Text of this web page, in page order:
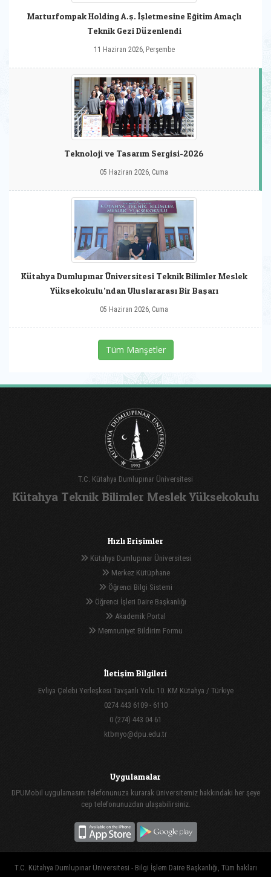
Marturfompak Holding A.ş. İşletmesine Eğitim Amaçlı
Teknik Gezi Düzenlendi
11 Haziran 2026, Perşembe
Teknoloji ve Tasarım Sergisi-2026
05 Haziran 2026, Cuma
Kütahya Dumlupınar Üniversitesi Teknik Bilimler Meslek
Yüksekokulu’ndan Uluslararası Bir Başarı
05 Haziran 2026, Cuma
Tüm Manşetler
T.C. Kütahya Dumlupınar Üniversitesi
Kütahya Teknik Bilimler Meslek Yüksekokulu
Hızlı Erişimler
Kütahya Dumlupınar Üniversitesi
Merkez Kütüphane
Öğrenci Bilgi Sistemi
Öğrenci İşleri Daire Başkanlığı
Akademik Portal
Memnuniyet Bildirim Formu
İletişim Bilgileri
Evliya Çelebi Yerleşkesi Tavşanlı Yolu 10. KM Kütahya / Türkiye
0274 443 6109 - 6110
0 (274) 443 04 61
ktbmyo@dpu.edu.tr
Uygulamalar
DPUMobil uygulamasını telefonunuza kurarak üniversitemiz hakkındaki her şeye
cep telefonunuzdan ulaşabilirsiniz.
T.C. Kütahya Dumlupınar Üniversitesi - Bilgi İşlem Daire Başkanlığı, Tüm hakları